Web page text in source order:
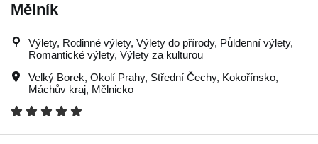
Mělník
Výlety, Rodinné výlety, Výlety do přírody, Půldenní výlety,
Romantické výlety, Výlety za kulturou
Velký Borek, Okolí Prahy, Střední Čechy, Kokořínsko,
Máchův kraj, Mělnicko